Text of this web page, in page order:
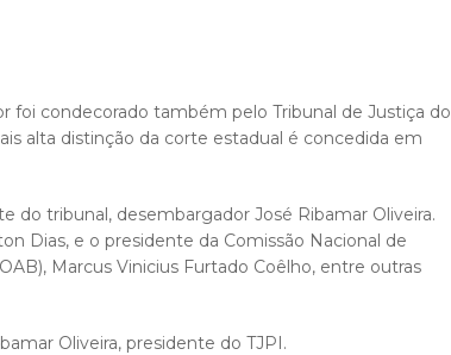
foi condecorado também pelo Tribunal de Justiça do
alta distinção da corte estadual é concedida em
do tribunal, desembargador José Ribamar Oliveira.
Dias, e o presidente da Comissão Nacional de
Marcus Vinicius Furtado Coêlho, entre outras
Oliveira, presidente do TJPI.